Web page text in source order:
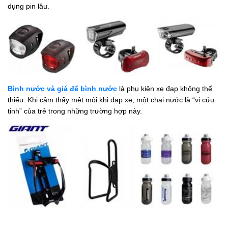
dụng pin lâu.
Bình nước và giá để bình nước là phụ kiện xe đạp không thể
thiếu. Khi cảm thấy mệt mỏi khi đạp xe, một chai nước là “vị cứu
tinh” của trẻ trong những trường hợp này.